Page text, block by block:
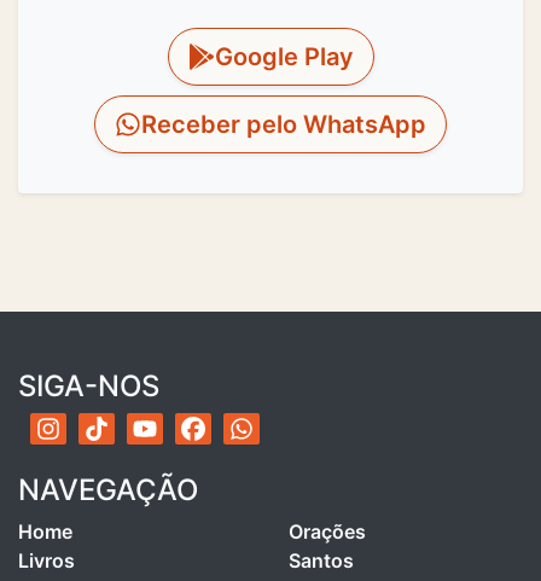
Google Play
Receber pelo WhatsApp
SIGA-NOS
NAVEGAÇÃO
Home
Livros
Orações
Santos